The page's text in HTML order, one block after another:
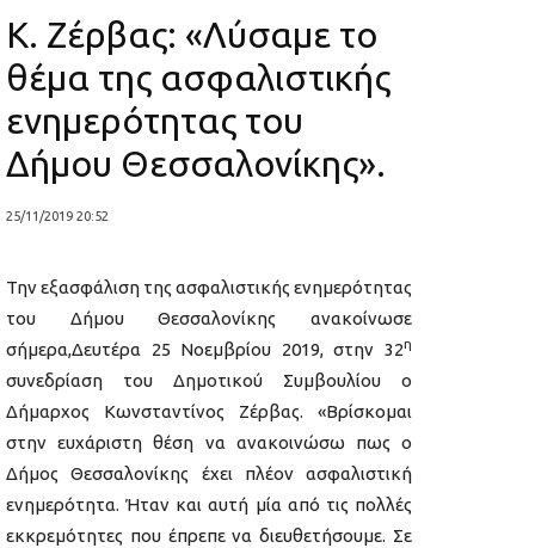
Κ. Ζέρβας: «Λύσαμε το
θέμα της ασφαλιστικής
ενημερότητας του
Δήμου Θεσσαλονίκης».
25/11/2019 20:52
Την εξασφάλιση της ασφαλιστικής ενημερότητας
του Δήμου Θεσσαλονίκης ανακοίνωσε
σήμερα,Δευτέρα 25 Νοεμβρίου 2019, στην 32η
συνεδρίαση του Δημοτικού Συμβουλίου ο
Δήμαρχος Κωνσταντίνος Ζέρβας. «Βρίσκομαι
στην ευχάριστη θέση να ανακοινώσω πως ο
Δήμος Θεσσαλονίκης έχει πλέον ασφαλιστική
ενημερότητα. Ήταν και αυτή μία από τις πολλές
εκκρεμότητες που έπρεπε να διευθετήσουμε. Σε